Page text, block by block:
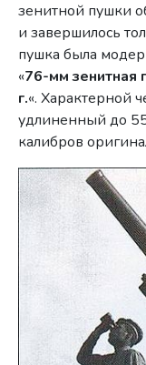
зенитной пушки
и завершилось
пушка была
«76-мм зенитная
г.«. Характерной
удлиненный до
калибров